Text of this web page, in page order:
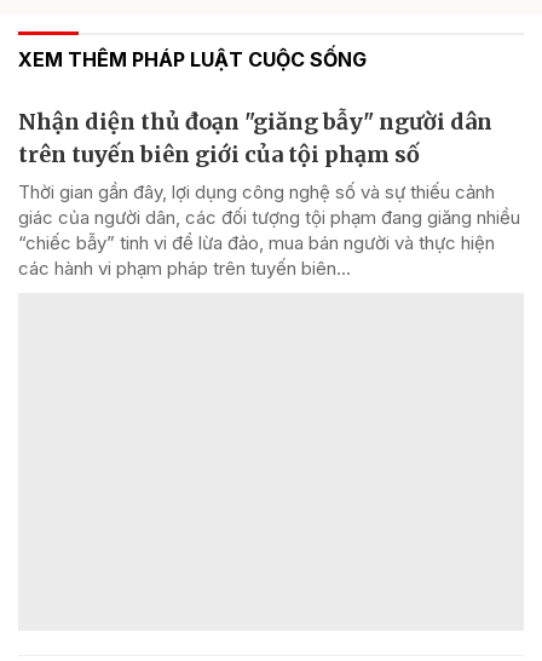
XEM THÊM PHÁP LUẬT CUỘC SỐNG
Nhận diện thủ đoạn "giăng bẫy" người dân
trên tuyến biên giới của tội phạm số
Thời gian gần đây, lợi dụng công nghệ số và sự thiếu cảnh
giác của người dân, các đối tượng tội phạm đang giăng nhiều
“chiếc bẫy” tinh vi để lừa đảo, mua bán người và thực hiện
các hành vi phạm pháp trên tuyến biên...